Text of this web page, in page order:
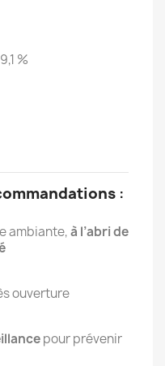
%
:
ambiante,à l’abri de
ouverture
pour prévenir